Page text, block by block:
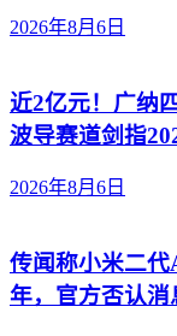
2026年8月6日
近2亿元！广纳
波导赛道剑指
2026年8月6日
传闻称小米二
年，官方否认消